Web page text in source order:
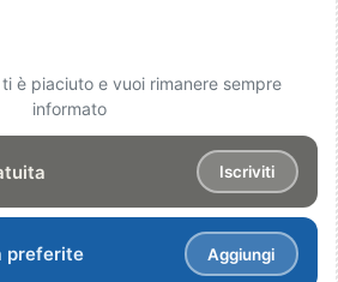
è piaciuto e vuoi rimanere sempre
informato
Iscriviti
preferite Aggiungi